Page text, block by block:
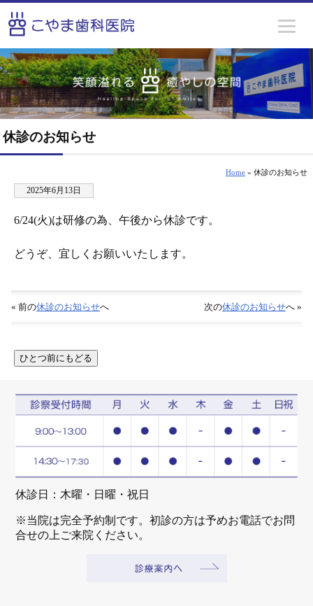
休診のお知らせ
Home » 休診のお知らせ
2025年6月13日
6/24(火)は研修の為、午後から休診です。
どうぞ、宜しくお願いいたします。
« 前の休診のお知らせへ 次の休診のお知らせへ »
休診日：木曜・日曜・祝日
※当院は完全予約制です。初診の方は予めお電話でお問
合せの上ご来院ください。